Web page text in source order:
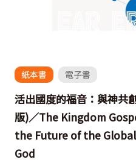
紙本書 電子書
活出國度的福音：與神共
版)／The Kingdom
the Future of the
God